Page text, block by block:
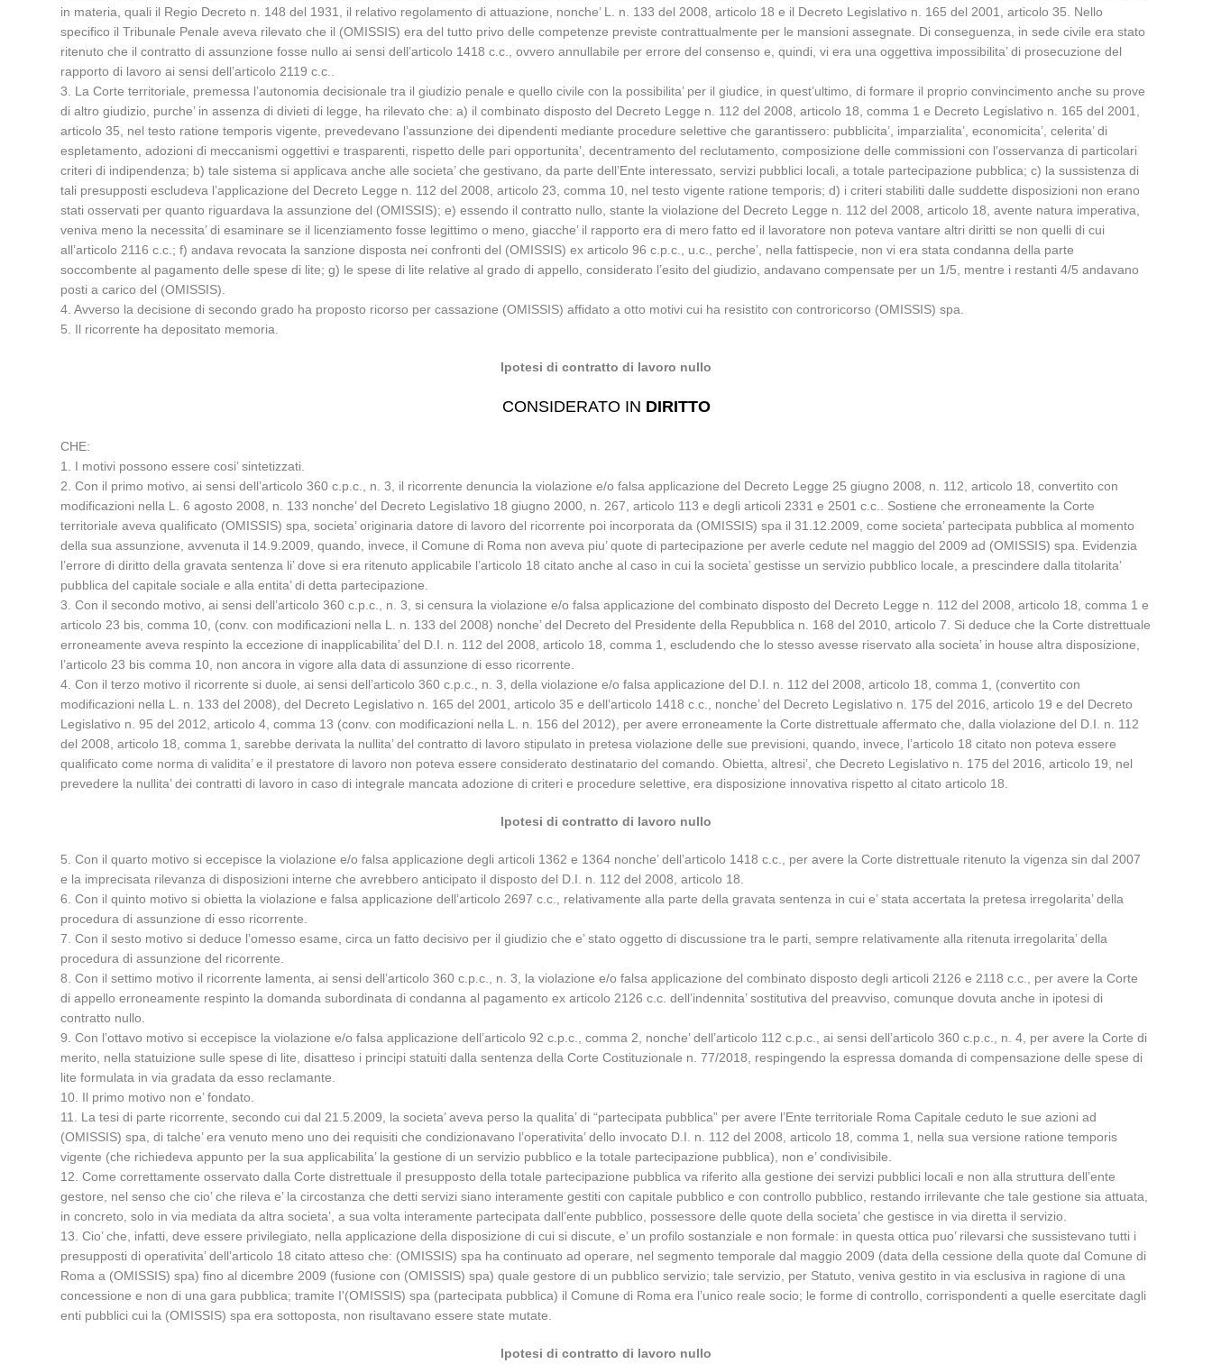
in materia, quali il Regio Decreto n. 148 del 1931, il relativo regolamento di attuazione, nonche’ L. n. 133 del 2008, articolo 18 e il Decreto Legislativo n. 165 del 2001, articolo 35. Nello
specifico il Tribunale Penale aveva rilevato che il (OMISSIS) era del tutto privo delle competenze previste contrattualmente per le mansioni assegnate. Di conseguenza, in sede civile era stato
ritenuto che il contratto di assunzione fosse nullo ai sensi dell’articolo 1418 c.c., ovvero annullabile per errore del consenso e, quindi, vi era una oggettiva impossibilita’ di prosecuzione del
rapporto di lavoro ai sensi dell’articolo 2119 c.c..
3. La Corte territoriale, premessa l’autonomia decisionale tra il giudizio penale e quello civile con la possibilita’ per il giudice, in quest’ultimo, di formare il proprio convincimento anche su prove
di altro giudizio, purche’ in assenza di divieti di legge, ha rilevato che: a) il combinato disposto del Decreto Legge n. 112 del 2008, articolo 18, comma 1 e Decreto Legislativo n. 165 del 2001,
articolo 35, nel testo ratione temporis vigente, prevedevano l’assunzione dei dipendenti mediante procedure selettive che garantissero: pubblicita’, imparzialita’, economicita’, celerita’ di
espletamento, adozioni di meccanismi oggettivi e trasparenti, rispetto delle pari opportunita’, decentramento del reclutamento, composizione delle commissioni con l’osservanza di particolari
criteri di indipendenza; b) tale sistema si applicava anche alle societa’ che gestivano, da parte dell’Ente interessato, servizi pubblici locali, a totale partecipazione pubblica; c) la sussistenza di
tali presupposti escludeva l’applicazione del Decreto Legge n. 112 del 2008, articolo 23, comma 10, nel testo vigente ratione temporis; d) i criteri stabiliti dalle suddette disposizioni non erano
stati osservati per quanto riguardava la assunzione del (OMISSIS); e) essendo il contratto nullo, stante la violazione del Decreto Legge n. 112 del 2008, articolo 18, avente natura imperativa,
veniva meno la necessita’ di esaminare se il licenziamento fosse legittimo o meno, giacche’ il rapporto era di mero fatto ed il lavoratore non poteva vantare altri diritti se non quelli di cui
all’articolo 2116 c.c.; f) andava revocata la sanzione disposta nei confronti del (OMISSIS) ex articolo 96 c.p.c., u.c., perche’, nella fattispecie, non vi era stata condanna della parte
soccombente al pagamento delle spese di lite; g) le spese di lite relative al grado di appello, considerato l’esito del giudizio, andavano compensate per un 1/5, mentre i restanti 4/5 andavano
posti a carico del (OMISSIS).
4. Avverso la decisione di secondo grado ha proposto ricorso per cassazione (OMISSIS) affidato a otto motivi cui ha resistito con controricorso (OMISSIS) spa.
5. Il ricorrente ha depositato memoria.
Ipotesi di contratto di lavoro nullo
CONSIDERATO IN DIRITTO
CHE:
1. I motivi possono essere cosi’ sintetizzati.
2. Con il primo motivo, ai sensi dell’articolo 360 c.p.c., n. 3, il ricorrente denuncia la violazione e/o falsa applicazione del Decreto Legge 25 giugno 2008, n. 112, articolo 18, convertito con
modificazioni nella L. 6 agosto 2008, n. 133 nonche’ del Decreto Legislativo 18 giugno 2000, n. 267, articolo 113 e degli articoli 2331 e 2501 c.c.. Sostiene che erroneamente la Corte
territoriale aveva qualificato (OMISSIS) spa, societa’ originaria datore di lavoro del ricorrente poi incorporata da (OMISSIS) spa il 31.12.2009, come societa’ partecipata pubblica al momento
della sua assunzione, avvenuta il 14.9.2009, quando, invece, il Comune di Roma non aveva piu’ quote di partecipazione per averle cedute nel maggio del 2009 ad (OMISSIS) spa. Evidenzia
l’errore di diritto della gravata sentenza li’ dove si era ritenuto applicabile l’articolo 18 citato anche al caso in cui la societa’ gestisse un servizio pubblico locale, a prescindere dalla titolarita’
pubblica del capitale sociale e alla entita’ di detta partecipazione.
3. Con il secondo motivo, ai sensi dell’articolo 360 c.p.c., n. 3, si censura la violazione e/o falsa applicazione del combinato disposto del Decreto Legge n. 112 del 2008, articolo 18, comma 1 e
articolo 23 bis, comma 10, (conv. con modificazioni nella L. n. 133 del 2008) nonche’ del Decreto del Presidente della Repubblica n. 168 del 2010, articolo 7. Si deduce che la Corte distrettuale
erroneamente aveva respinto la eccezione di inapplicabilita’ del D.I. n. 112 del 2008, articolo 18, comma 1, escludendo che lo stesso avesse riservato alla societa’ in house altra disposizione,
l’articolo 23 bis comma 10, non ancora in vigore alla data di assunzione di esso ricorrente.
4. Con il terzo motivo il ricorrente si duole, ai sensi dell’articolo 360 c.p.c., n. 3, della violazione e/o falsa applicazione del D.I. n. 112 del 2008, articolo 18, comma 1, (convertito con
modificazioni nella L. n. 133 del 2008), del Decreto Legislativo n. 165 del 2001, articolo 35 e dell’articolo 1418 c.c., nonche’ del Decreto Legislativo n. 175 del 2016, articolo 19 e del Decreto
Legislativo n. 95 del 2012, articolo 4, comma 13 (conv. con modificazioni nella L. n. 156 del 2012), per avere erroneamente la Corte distrettuale affermato che, dalla violazione del D.I. n. 112
del 2008, articolo 18, comma 1, sarebbe derivata la nullita’ del contratto di lavoro stipulato in pretesa violazione delle sue previsioni, quando, invece, l’articolo 18 citato non poteva essere
qualificato come norma di validita’ e il prestatore di lavoro non poteva essere considerato destinatario del comando. Obietta, altresi’, che Decreto Legislativo n. 175 del 2016, articolo 19, nel
prevedere la nullita’ dei contratti di lavoro in caso di integrale mancata adozione di criteri e procedure selettive, era disposizione innovativa rispetto al citato articolo 18.
Ipotesi di contratto di lavoro nullo
5. Con il quarto motivo si eccepisce la violazione e/o falsa applicazione degli articoli 1362 e 1364 nonche’ dell’articolo 1418 c.c., per avere la Corte distrettuale ritenuto la vigenza sin dal 2007
e la imprecisata rilevanza di disposizioni interne che avrebbero anticipato il disposto del D.I. n. 112 del 2008, articolo 18.
6. Con il quinto motivo si obietta la violazione e falsa applicazione dell’articolo 2697 c.c., relativamente alla parte della gravata sentenza in cui e’ stata accertata la pretesa irregolarita’ della
procedura di assunzione di esso ricorrente.
7. Con il sesto motivo si deduce l’omesso esame, circa un fatto decisivo per il giudizio che e’ stato oggetto di discussione tra le parti, sempre relativamente alla ritenuta irregolarita’ della
procedura di assunzione del ricorrente.
8. Con il settimo motivo il ricorrente lamenta, ai sensi dell’articolo 360 c.p.c., n. 3, la violazione e/o falsa applicazione del combinato disposto degli articoli 2126 e 2118 c.c., per avere la Corte
di appello erroneamente respinto la domanda subordinata di condanna al pagamento ex articolo 2126 c.c. dell’indennita’ sostitutiva del preavviso, comunque dovuta anche in ipotesi di
contratto nullo.
9. Con l’ottavo motivo si eccepisce la violazione e/o falsa applicazione dell’articolo 92 c.p.c., comma 2, nonche’ dell’articolo 112 c.p.c., ai sensi dell’articolo 360 c.p.c., n. 4, per avere la Corte di
merito, nella statuizione sulle spese di lite, disatteso i principi statuiti dalla sentenza della Corte Costituzionale n. 77/2018, respingendo la espressa domanda di compensazione delle spese di
lite formulata in via gradata da esso reclamante.
10. Il primo motivo non e’ fondato.
11. La tesi di parte ricorrente, secondo cui dal 21.5.2009, la societa’ aveva perso la qualita’ di “partecipata pubblica” per avere l’Ente territoriale Roma Capitale ceduto le sue azioni ad
(OMISSIS) spa, di talche’ era venuto meno uno dei requisiti che condizionavano l’operativita’ dello invocato D.I. n. 112 del 2008, articolo 18, comma 1, nella sua versione ratione temporis
vigente (che richiedeva appunto per la sua applicabilita’ la gestione di un servizio pubblico e la totale partecipazione pubblica), non e’ condivisibile.
12. Come correttamente osservato dalla Corte distrettuale il presupposto della totale partecipazione pubblica va riferito alla gestione dei servizi pubblici locali e non alla struttura dell’ente
gestore, nel senso che cio’ che rileva e’ la circostanza che detti servizi siano interamente gestiti con capitale pubblico e con controllo pubblico, restando irrilevante che tale gestione sia attuata,
in concreto, solo in via mediata da altra societa’, a sua volta interamente partecipata dall’ente pubblico, possessore delle quote della societa’ che gestisce in via diretta il servizio.
13. Cio’ che, infatti, deve essere privilegiato, nella applicazione della disposizione di cui si discute, e’ un profilo sostanziale e non formale: in questa ottica puo’ rilevarsi che sussistevano tutti i
presupposti di operativita’ dell’articolo 18 citato atteso che: (OMISSIS) spa ha continuato ad operare, nel segmento temporale dal maggio 2009 (data della cessione della quote dal Comune di
Roma a (OMISSIS) spa) fino al dicembre 2009 (fusione con (OMISSIS) spa) quale gestore di un pubblico servizio; tale servizio, per Statuto, veniva gestito in via esclusiva in ragione di una
concessione e non di una gara pubblica; tramite I'(OMISSIS) spa (partecipata pubblica) il Comune di Roma era l’unico reale socio; le forme di controllo, corrispondenti a quelle esercitate dagli
enti pubblici cui la (OMISSIS) spa era sottoposta, non risultavano essere state mutate.
Ipotesi di contratto di lavoro nullo